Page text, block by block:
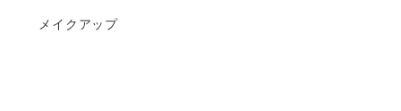
メイクアップ